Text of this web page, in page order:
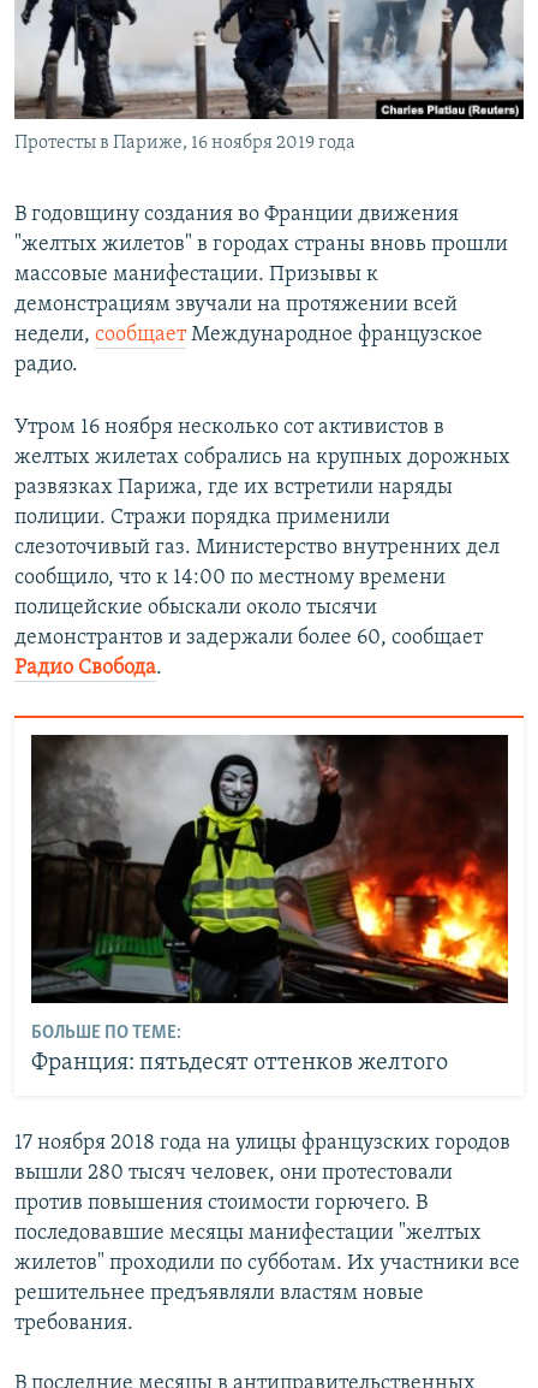
ПОБЕДИТЕЛЕЙ НЕ СУДЯТ?
КРЫМ.НЕПОКОРЕННЫЙ
ELIFBE
УКРАИНСКАЯ ПРОБЛЕМА КРЫМА
ПРИСОЕДИНЯЙТЕСЬ!
Протесты в Париже, 16 ноября 2019 года
В годовщину создания во Франции движения
"желтых жилетов" в городах страны вновь прошли
массовые манифестации. Призывы к
демонстрациям звучали на протяжении всей
недели, сообщаетМеждународное французское
радио.
Утром 16 ноября несколько сот активистов в
желтых жилетах собрались на крупных дорожных
развязках Парижа, где их встретили наряды
полиции. Стражи порядка применили
слезоточивый газ. Министерство внутренних дел
сообщило, что к 14:00 по местному времени
полицейские обыскали около тысячи
демонстрантов и задержали более 60, сообщает
Радио Свобода.
БОЛЬШЕ ПО ТЕМЕ:
Франция: пятьдесят оттенков желтого
17 ноября 2018 года на улицы французских городов
вышли 280 тысяч человек, они протестовали
против повышения стоимости горючего. В
последовавшие месяцы манифестации "желтых
жилетов" проходили по субботам. Их участники все
решительнее предъявляли властям новые
требования.
В последние месяцы в антиправительственных